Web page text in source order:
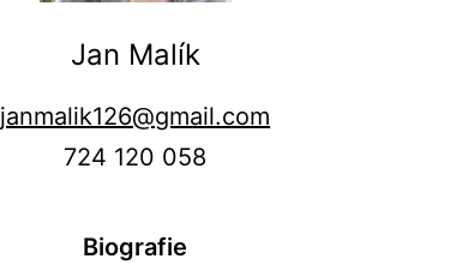
Jan Malík
janmalik126@gmail.com
724 120 058
Biografie